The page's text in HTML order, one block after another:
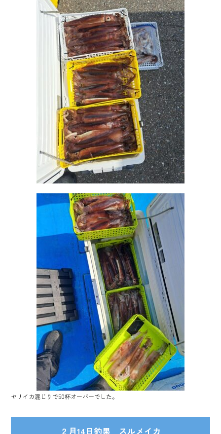
ヤリイカ混じりで50杯オーバーでした。
２月14日釣果 スルメイカ